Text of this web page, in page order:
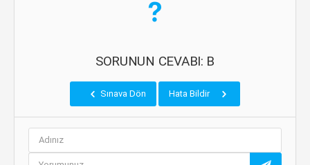
SORUNUN CEVABI: B
Sınava Dön Hata Bildir